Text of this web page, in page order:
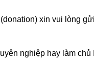
xin vui lòng
nghiệp hay làm chủ